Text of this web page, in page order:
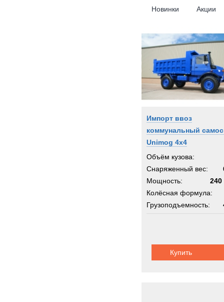
Новинки Акции
Импорт ввоз
коммунальный
Unimog 4x4
Объём кузова:
Снаряженный вес:
Мощность:
240
Колёсная формула:
Грузоподъемность:
Купить